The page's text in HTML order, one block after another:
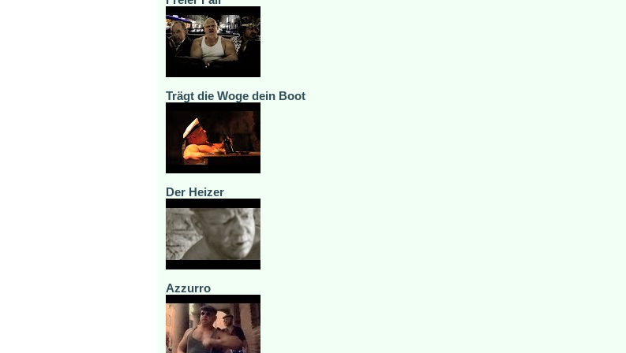
Trägt die Woge dein Boot
Der Heizer
Azzurro